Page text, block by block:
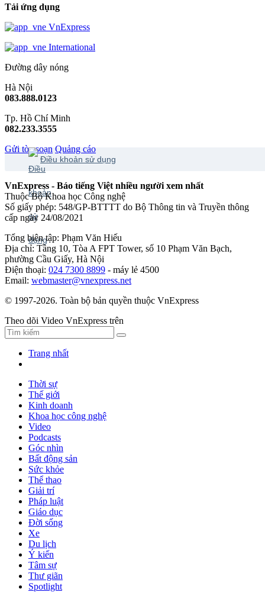
Tải ứng dụng
VnExpress
International
Đường dây nóng
Hà Nội
083.888.0123
Tp. Hồ Chí Minh
082.233.3555
Gửi tòa soạn Quảng cáo
Điều khoản sử dụng
VnExpress - Báo tiếng Việt nhiều người xem nhất
Thuộc Bộ Khoa học Công nghệ
Số giấy phép: 548/GP-BTTTT do Bộ Thông tin và Truyền thông
cấp ngày 24/08/2021
Tổng biên tập: Phạm Văn Hiếu
Địa chỉ: Tầng 10, Tòa A FPT Tower, số 10 Phạm Văn Bạch,
phường Cầu Giấy, Hà Nội
Điện thoại: 024 7300 8899 - máy lẻ 4500
Email: webmaster@vnexpress.net
© 1997-2026. Toàn bộ bản quyền thuộc VnExpress
Theo dõi Video VnExpress trên
Trang nhất
Thời sự
Thế giới
Kinh doanh
Khoa học công nghệ
Video
Podcasts
Góc nhìn
Bất động sản
Sức khỏe
Thể thao
Giải trí
Pháp luật
Giáo dục
Đời sống
Xe
Du lịch
Ý kiến
Tâm sự
Thư giãn
Spotlight